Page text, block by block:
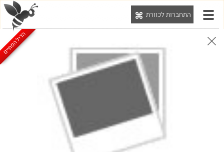
התחברות לכוורת
הבהרה: בי.דילז הינה פלטפורמה חברתית פתוחה והתכנים המתפרסמים בה הינם מטעם הגולשים.
הדילים המעודכנים הדילים החמים
עדכונים מהרשת חדש בכוורת
הדיל הסתיים